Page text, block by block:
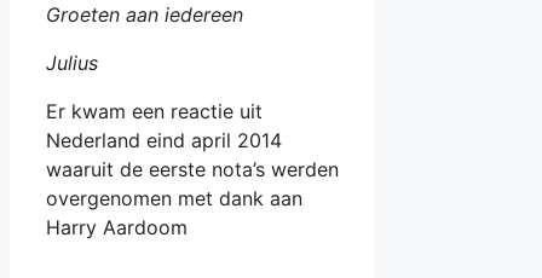
Groeten aan iedereen
Julius
Er kwam een reactie uit
Nederland eind april 2014
waaruit de eerste nota’s werden
overgenomen met dank aan
Harry Aardoom